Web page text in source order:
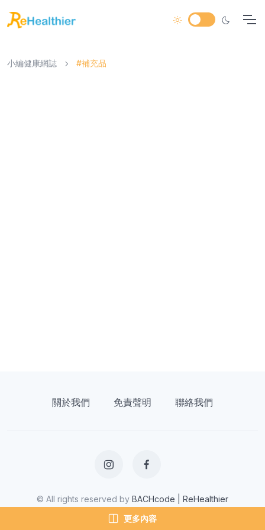
小編健康網誌 #補充品
更多內容
關於我們 免責聲明 聯絡我們
© All rights reserved by BACHcode | ReHealthier